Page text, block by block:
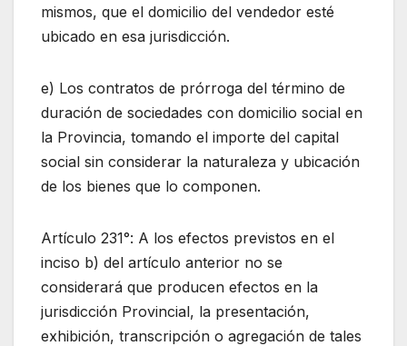
mismos, que el domicilio del vendedor esté
ubicado en esa jurisdicción.
e) Los contratos de prórroga del término de
duración de sociedades con domicilio social en
la Provincia, tomando el importe del capital
social sin considerar la naturaleza y ubicación
de los bienes que lo componen.
Artículo 231°: A los efectos previstos en el
inciso b) del artículo anterior no se
considerará que producen efectos en la
jurisdicción Provincial, la presentación,
exhibición, transcripción o agregación de tales